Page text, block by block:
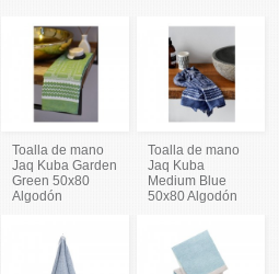
Toalla de mano
Jaq Kuba Garden
Green 50x80
Algodón
Toalla de mano
Jaq Kuba
Medium Blue
50x80 Algodón